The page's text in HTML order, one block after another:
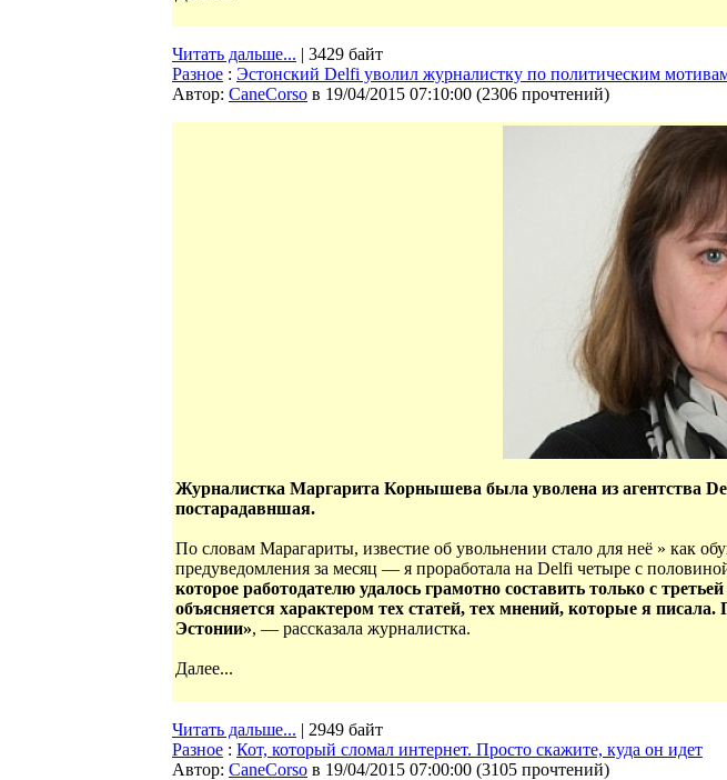
Читать дальше... | 3429 байт
Разное : Эстонский Delfi уволил журналистку по политическим
Автор: CaneCorso в 19/04/2015 07:10:00 (2306 прочтений)
Журналистка Маргарита Корнышева была уволена из агентства
постарадавншая.
По словам Марагариты, известие об увольнении стало для неё » как
предуведомления за месяц — я проработала на Delfi четыре с
которое работодателю удалось грамотно составить только с
объясняется характером тех статей, тех мнений, которые я
Эстонии», — рассказала журналистка.
Далее...
Читать дальше... | 2949 байт
Разное : Кот, который сломал интернет. Просто скажите, куда он идет
Автор: CaneCorso в 19/04/2015 07:00:00 (3105 прочтений)